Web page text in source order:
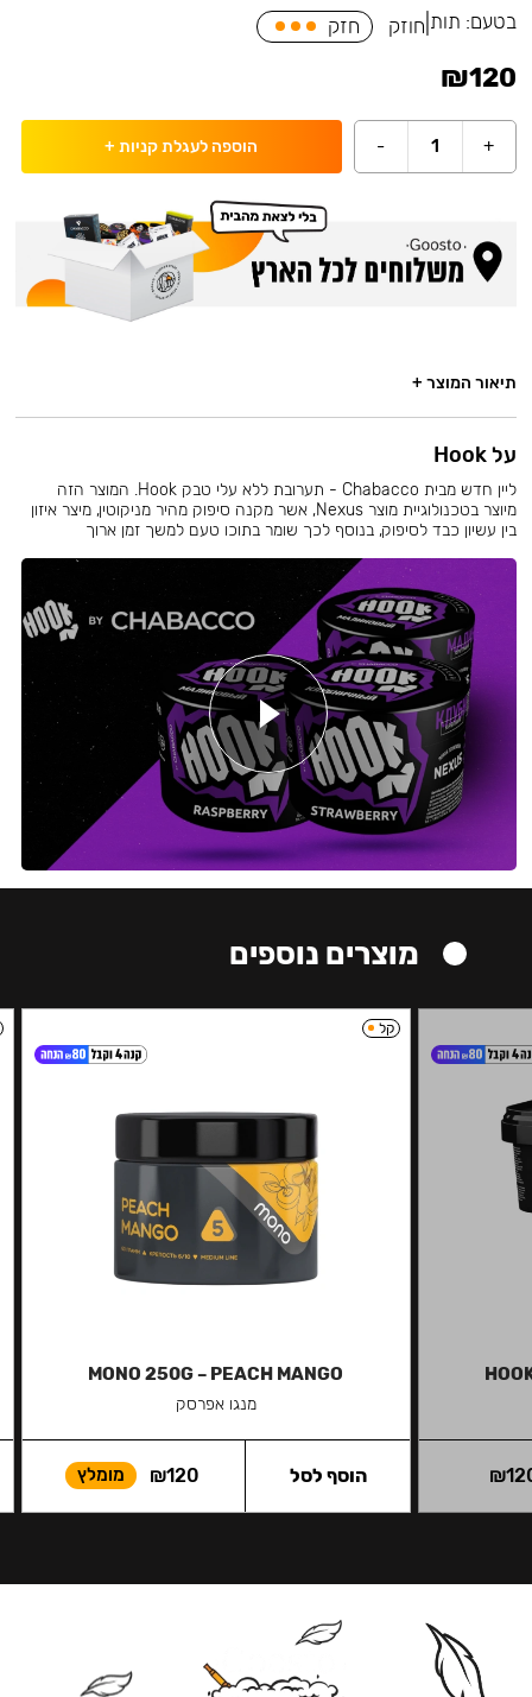
בטעם: תות חוזק חזק
₪120
+
1
- הוספה לעגלת קניות +
תיאור המוצר +
על Hook
ליין חדש מבית Chabacco - תערובת ללא עלי טבק Hook. המוצר הזה
מיוצר בטכנולוגיית מוצר Nexus, אשר מקנה סיפוק מהיר מניקוטין, מיצר איזון
בין עשיון כבד לסיפוק, בנוסף לכך שומר בתוכו טעם למשך זמן ארוך
מוצרים נוספים
₪
קל
MONO 250G – PEACH MANGO
מנגו אפרסק
₪120 מומלץ הוסף לסל